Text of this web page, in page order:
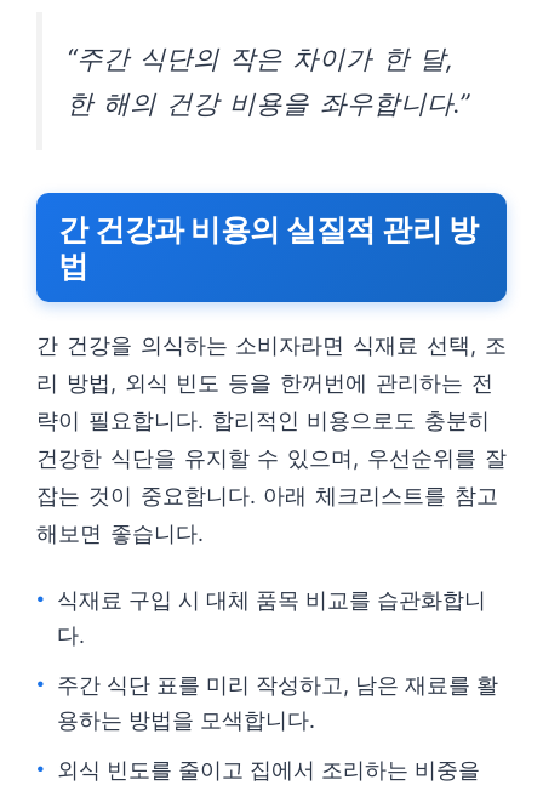
“주간 식단의 작은 차이가 한 달,
한 해의 건강 비용을 좌우합니다.”
간 건강과 비용의 실질적 관리 방
법
간 건강을 의식하는 소비자라면 식재료 선택, 조
리 방법, 외식 빈도 등을 한꺼번에 관리하는 전
략이 필요합니다. 합리적인 비용으로도 충분히
건강한 식단을 유지할 수 있으며, 우선순위를 잘
잡는 것이 중요합니다. 아래 체크리스트를 참고
해보면 좋습니다.
식재료 구입 시 대체 품목 비교를 습관화합니
다.
주간 식단 표를 미리 작성하고, 남은 재료를 활
용하는 방법을 모색합니다.
외식 빈도를 줄이고 집에서 조리하는 비중을